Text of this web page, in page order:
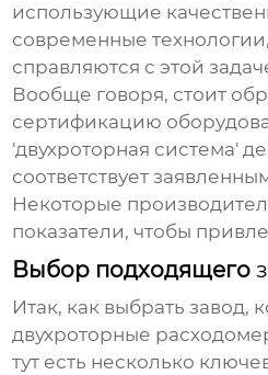
использующие
современные
справляются с этой
Вообще говоря, стоит
сертификацию
'двухроторная система'
соответствует
Некоторые
показатели, чтобы
Выбор подходящего
Итак, как выбратьзавод,
двухроторные
тут есть несколько